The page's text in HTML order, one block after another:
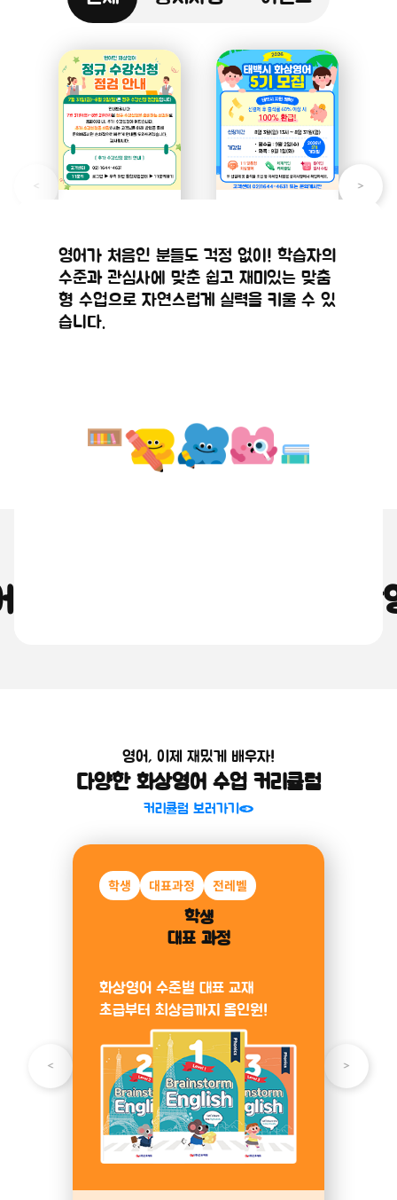
정규수강신
청 점검안
내
2026.07.29
2026년 8
월 수강신
청(9,10월
2026.07.21
를 쉽고 재밌게, 원어민 화상
해외 현지 원어민 강사와 실시간으로 연결
되어 직접 영어로 대화를 나누며, 마치 현
지에 있는 듯한 생생한 수업이 진행됩니다.
실시간 화상 시스템을 통해 원어민 강사와
얼굴을 마주 보며 생생하고 몰입감 있게 영
어 대화를 나눌 수 있습니다.
영어가 처음인 분들도 걱정 없이! 학습자의
수준과 관심사에 맞춘 쉽고 재미있는 맞춤
형 수업으로 자연스럽게 실력을 키울 수 있
습니다.
영어, 이제 재밌게 배우자!
다양한 화상영어 수업 커리큘럼
커리큘럼 보러가기
학생 대표과정 전레벨
학생
대표 과정
화상영어 수준별 대표 교재
초급부터 최상급까지 올인원!
미취학 알파벳 파닉스
미취학아동
과정
알파벳부터 파닉스까지
기초 영어 학습!